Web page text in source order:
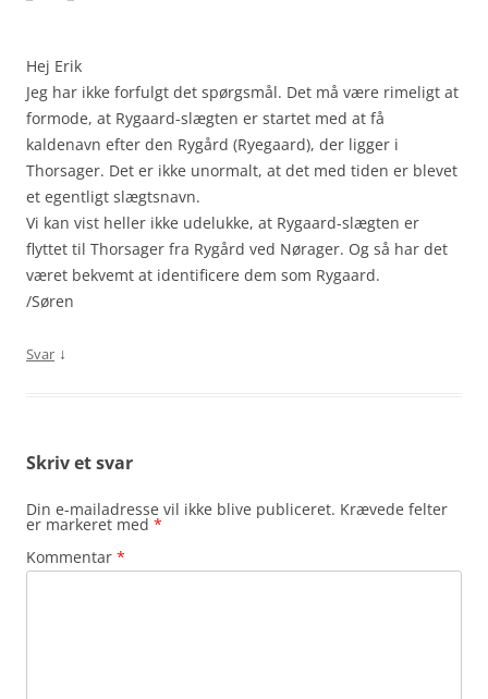
Hej Erik
Jeg har ikke forfulgt det spørgsmål. Det må være rimeligt at
formode, at Rygaard-slægten er startet med at få
kaldenavn efter den Rygård (Ryegaard), der ligger i
Thorsager. Det er ikke unormalt, at det med tiden er blevet
et egentligt slægtsnavn.
Vi kan vist heller ikke udelukke, at Rygaard-slægten er
flyttet til Thorsager fra Rygård ved Nørager. Og så har det
været bekvemt at identificere dem som Rygaard.
/Søren
Svar ↓
Skriv et svar
Din e-mailadresse vil ikke blive publiceret. Krævede felter
er markeret med *
Kommentar *